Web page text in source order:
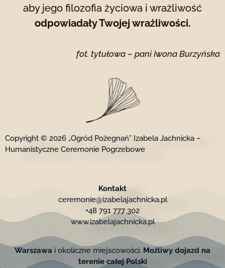
aby jego filozofia życiowa i wrażliwość
odpowiadały Twojej wrażliwości.
fot. tytułowa – pani Iwona Burzyńska
Copyright © 2026 „Ogród Pożegnań” Izabela Jachnicka –
Humanistyczne Ceremonie Pogrzebowe
Kontakt
ceremonie@izabelajachnicka.pl
+48 791 777 302
www.izabelajachnicka.pl
Warszawa i okoliczne miejscowości. Możliwy dojazd na
terenie całej Polski